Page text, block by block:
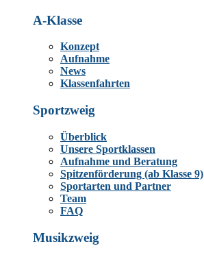
A-Klasse
Konzept
Aufnahme
News
Klassenfahrten
Sportzweig
Überblick
Unsere Sportklassen
Aufnahme und Beratung
Spitzenförderung (ab Klasse 9)
Sportarten und Partner
Team
FAQ
Musikzweig